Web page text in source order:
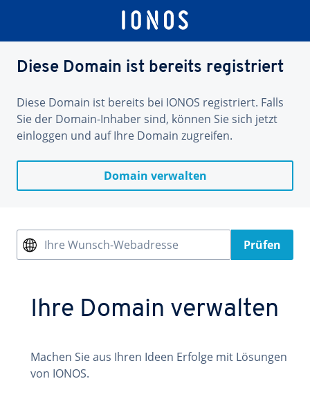
Diese Domain ist bereits registriert
Diese Domain ist bereits bei IONOS registriert. Falls
Sie der Domain-Inhaber sind, können Sie sich jetzt
einloggen und auf Ihre Domain zugreifen.
Domain verwalten
Ihre Wunsch-Webadresse Prüfen
Ihre Domain verwalten
Machen Sie aus Ihren Ideen Erfolge mit Lösungen
von IONOS.